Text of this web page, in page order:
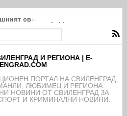
свиленградчанин Атанас
И РЕГИОНА | E-
ПОРТАЛ НА СВИЛЕНГРАД,
ЛЮБИМЕЦ И РЕГИОНА.
НОВИНИ ОТ СВИЛЕНГРАД ЗА
И КРИМИНАЛНИ НОВИНИ.